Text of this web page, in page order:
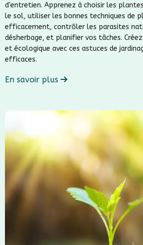
d'entretien. Apprenez à choisir les
le sol, utiliser les bonnes techniques de
efficacement, contrôler les parasites
désherbage, et planifier vos tâches.
et écologique avec ces astuces de
efficaces.
En savoir plus